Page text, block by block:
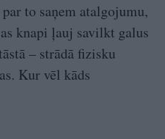
to saņem atalgojumu,
knapi ļauj savilkt galus
– strādā fizisku
Kur vēl kāds